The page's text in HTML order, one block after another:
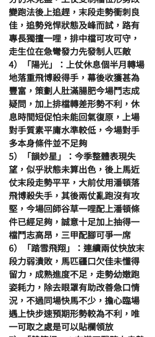
變跑法後上追趕，末段走勢衝刺良
佳，追勢兇悍狀態及峰而試，路有
專長獨擅一哩，排中檔可攻可守，
走生位在急彎發力先發制人匹敵
4）「陽光」：上仗休息個半月轉場
地落重飛博殺得手，幕後收獲甚為
豐富，策劃人肚滿腸肥今場鬥志成
疑問，加上排檔轉差形勢不利，休
息時間短促怕未能回氣復原，上場
對手質素平庸水準較低，今場對手
多本身條件並不足夠
5）「韻妙星」：今季整體表現失
望，似乎狀態未算出色，後上馬近
仗末段走勢平平，大前仗用潘頓落
飛博殺失手，其後兩仗亂跑沒有攻
堅，今場回師谷草一哩配上潘頓條
件已經足夠，誠意十足加上抽得一
檔鬥志高昂，三甲配腳可爭一席
6）「踏雪飛翔」：連續兩仗快放末
段力弱潰敗，馬匹疆口欠佳未懂得
留力，成熟進度不足，走勢幼嫩跑
姿耗力，除去眼罩有助改善急口情
況，不過同場快馬不少，擔心臨場
遇上快步速預期形勢較為不利，唯
一可取之處是可以貼欄領放